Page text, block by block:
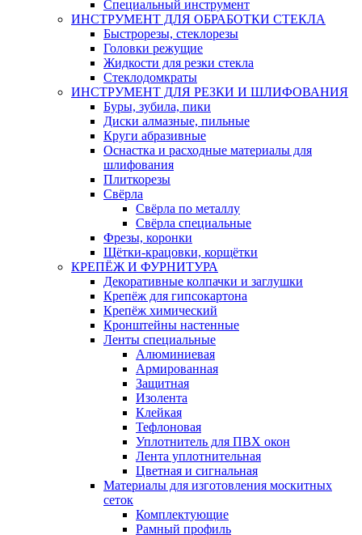
Специальный инструмент
ИНСТРУМЕНТ ДЛЯ ОБРАБОТКИ СТЕКЛА
Быстрорезы, стеклорезы
Головки режущие
Жидкости для резки стекла
Стеклодомкраты
ИНСТРУМЕНТ ДЛЯ РЕЗКИ И ШЛИФОВАНИЯ
Буры, зубила, пики
Диски алмазные, пильные
Круги абразивные
Оснастка и расходные материалы для
шлифования
Плиткорезы
Свёрла
Свёрла по металлу
Свёрла специальные
Фрезы, коронки
Щётки-крацовки, корщётки
КРЕПЁЖ И ФУРНИТУРА
Декоративные колпачки и заглушки
Крепёж для гипсокартона
Крепёж химический
Кронштейны настенные
Ленты специальные
Алюминиевая
Армированная
Защитная
Изолента
Клейкая
Тефлоновая
Уплотнитель для ПВХ окон
Лента уплотнительная
Цветная и сигнальная
Материалы для изготовления москитных
сеток
Комплектующие
Рамный профиль